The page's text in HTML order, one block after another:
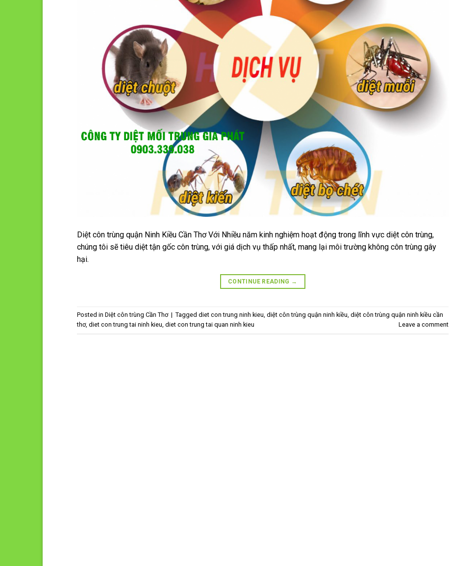
Diệt côn trùng quận Ninh Kiều Cần Thơ Với Nhiều năm kinh nghiệm hoạt động trong lĩnh vực diệt côn trùng,
chúng tôi sẽ tiêu diệt tận gốc côn trùng, với giá dịch vụ thấp nhất, mang lại môi trường không côn trùng gây
hại.
CONTINUE READING →
Posted in Diệt côn trùng Cần Thơ | Tagged diet con trung ninh kieu diệt côn trùng quận ninh kiều diệt côn trùng quận ninh kiều cần
thơ, diet con trung tai ninh kieu diet con trung tai quan ninh kieu Leave a comment